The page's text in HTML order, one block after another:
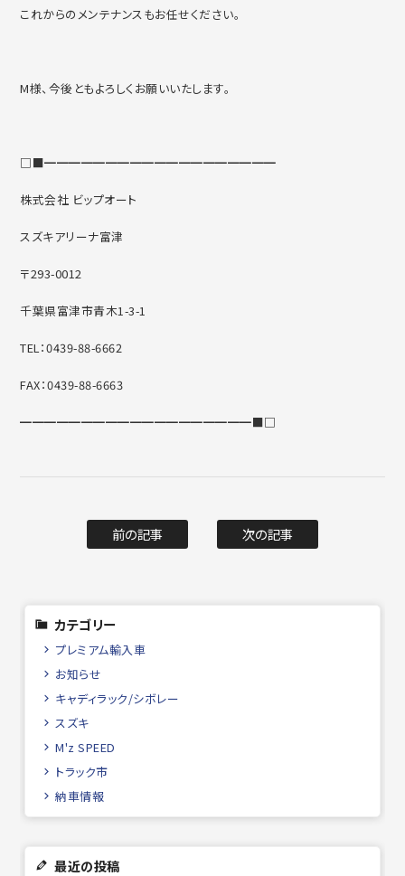
これからのメンテナンスもお任せください。
M様、今後ともよろしくお願いいたします。
□■━━━━━━━━━━━━━━━━━━━
株式会社 ビップオート
スズキアリーナ富津
〒293-0012
千葉県富津市青木1-3-1
TEL：0439-88-6662
FAX：0439-88-6663
━━━━━━━━━━━━━━━━━━━■□
前の記事 次の記事
カテゴリー
プレミアム輸入車
お知らせ
キャディラック/シボレー
スズキ
M'z SPEED
トラック市
納車情報
最近の投稿